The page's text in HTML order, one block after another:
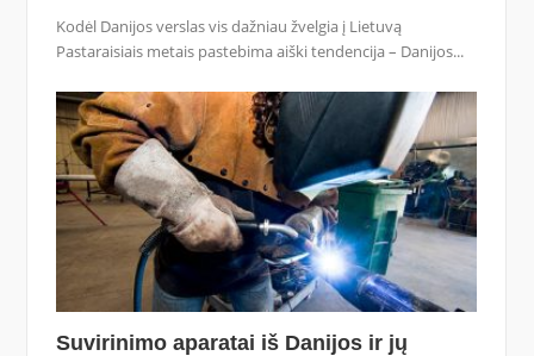
Kodėl Danijos verslas vis dažniau žvelgia į Lietuvą
Pastaraisiais metais pastebima aiški tendencija – Danijos...
Suvirinimo aparatai iš Danijos ir jų